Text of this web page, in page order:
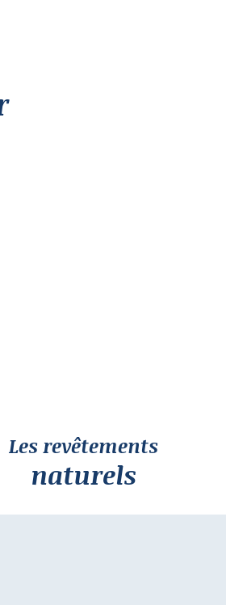
Les revêtements
naturels